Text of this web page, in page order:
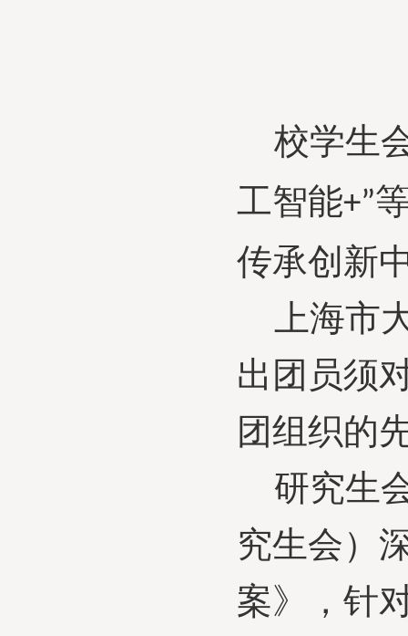
校学生
工智能+”
传承创新
上海市
出团员须
团组织
研究生
究生会）
案》，针